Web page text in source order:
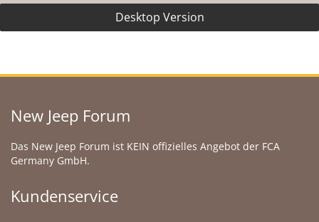
Desktop Version
New Jeep Forum
Das New Jeep Forum ist KEIN offizielles Angebot der FCA
Germany GmbH.
Kundenservice